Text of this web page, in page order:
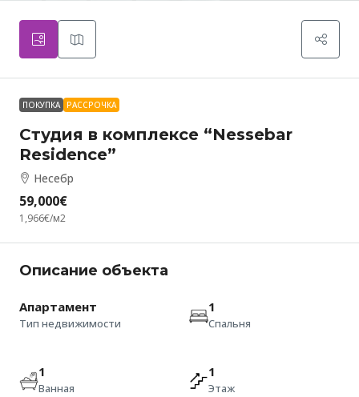
ПОКУПКА РАССРОЧКА
Студия в комплексе “Nessebar
Residence”
Несебр
59,000€
1,966€/м2
Описание объекта
Апартамент
Тип недвижимости
1
Спальня
1
Ванная
1
Этаж